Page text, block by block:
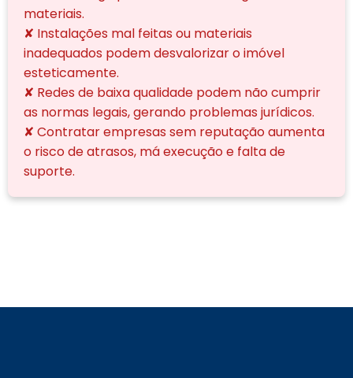
materiais.
✘ Instalações mal feitas ou materiais
inadequados podem desvalorizar o imóvel
esteticamente.
✘ Redes de baixa qualidade podem não cumprir
as normas legais, gerando problemas jurídicos.
✘ Contratar empresas sem reputação aumenta
o risco de atrasos, má execução e falta de
suporte.